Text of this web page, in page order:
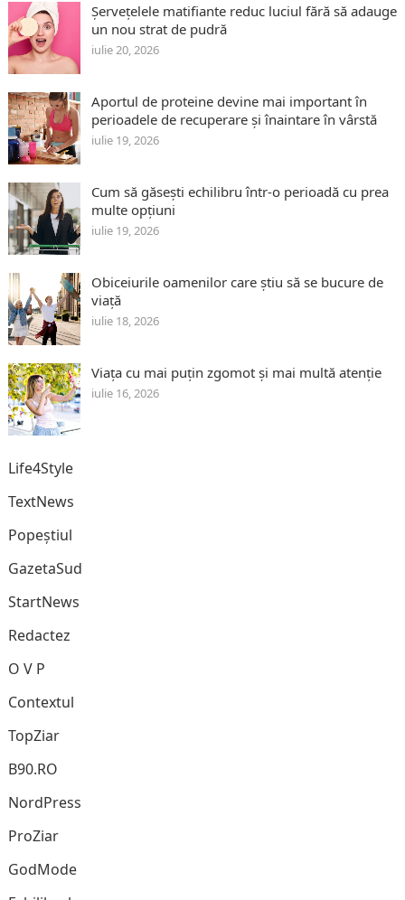
Șervețelele matifiante reduc luciul fără să adauge
un nou strat de pudră
iulie 20, 2026
Aportul de proteine devine mai important în
perioadele de recuperare și înaintare în vârstă
iulie 19, 2026
Cum să găsești echilibru într-o perioadă cu prea
multe opțiuni
iulie 19, 2026
Obiceiurile oamenilor care știu să se bucure de
viață
iulie 18, 2026
Viața cu mai puțin zgomot și mai multă atenție
iulie 16, 2026
Life4Style
TextNews
Popeștiul
GazetaSud
StartNews
Redactez
O V P
Contextul
TopZiar
B90.RO
NordPress
ProZiar
GodMode